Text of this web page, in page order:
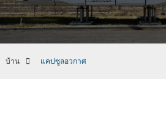
บ้าน แคปซูลอวกาศ